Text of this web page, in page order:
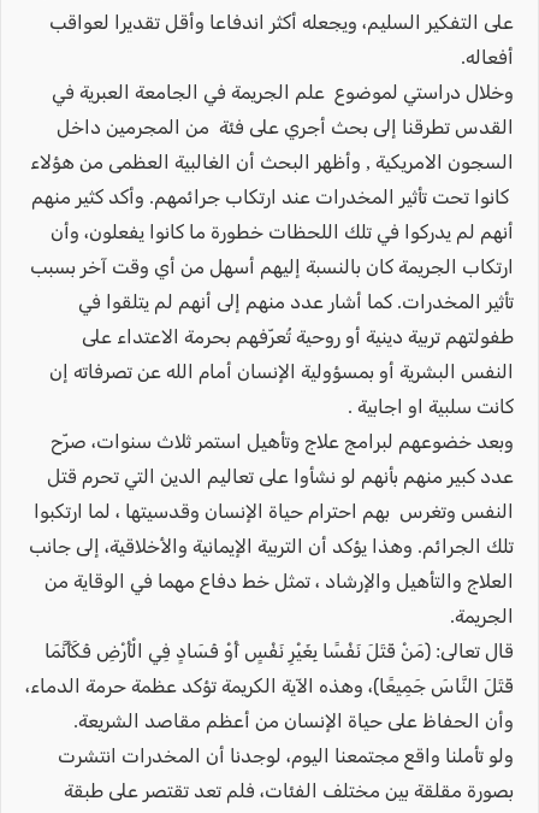
على التفكير السليم، ويجعله أكثر اندفاعا وأقل تقديرا لعواقب
أفعاله.
وخلال دراستي لموضوع علم الجريمة في الجامعة العبرية في
القدس تطرقنا إلى بحث أجري على فئة من المجرمين داخل
السجون الامريكية , وأظهر البحث أن الغالبية العظمى من هؤلاء
كانوا تحت تأثير المخدرات عند ارتكاب جرائمهم. وأكد كثير منهم
أنهم لم يدركوا في تلك اللحظات خطورة ما كانوا يفعلون، وأن
ارتكاب الجريمة كان بالنسبة إليهم أسهل من أي وقت آخر بسبب
تأثير المخدرات. كما أشار عدد منهم إلى أنهم لم يتلقوا في
طفولتهم تربية دينية أو روحية تُعرّفهم بحرمة الاعتداء على
النفس البشرية أو بمسؤولية الإنسان أمام الله عن تصرفاته إن
كانت سلبية او اجابية .
وبعد خضوعهم لبرامج علاج وتأهيل استمر ثلاث سنوات، صرّح
عدد كبير منهم بأنهم لو نشأوا على تعاليم الدين التي تحرم قتل
النفس وتغرس بهم احترام حياة الإنسان وقدسيتها ، لما ارتكبوا
تلك الجرائم. وهذا يؤكد أن التربية الإيمانية والأخلاقية، إلى جانب
العلاج والتأهيل والإرشاد ، تمثل خط دفاع مهما في الوقاية من
الجريمة.
قال تعالى: ﴿مَنْ قَتَلَ نَفْسًا بِغَيْرِ نَفْسٍ أَوْ فَسَادٍ فِي الْأَرْضِ فَكَأَنَّمَا
قَتَلَ النَّاسَ جَمِيعًا﴾، وهذه الآية الكريمة تؤكد عظمة حرمة الدماء،
وأن الحفاظ على حياة الإنسان من أعظم مقاصد الشريعة.
ولو تأملنا واقع مجتمعنا اليوم، لوجدنا أن المخدرات انتشرت
بصورة مقلقة بين مختلف الفئات، فلم تعد تقتصر على طبقة